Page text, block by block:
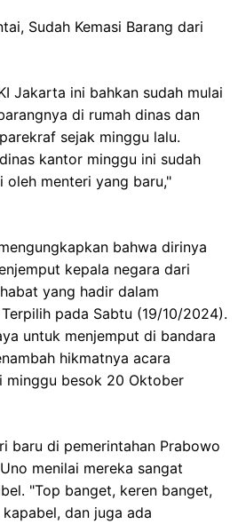
Jakarta ini bahkan sudah mulai
di rumah dinas dan
sejak minggu lalu.
kantor minggu ini sudah
oleh menteri yang baru,"
bahwa dirinya
kepala negara dari
yang hadir dalam
pada Sabtu (19/10/2024).
untuk menjemput di bandara
hikmatnya acara
minggu besok 20 Oktober
baru di pemerintahan Prabowo
menilai mereka sangat
"Top banget, keren banget,
dan juga ada